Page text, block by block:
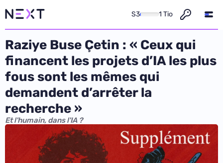
S3 1 Tio
Raziye Buse Çetin : « Ceux qui
financent les projets d’IA les plus
fous sont les mêmes qui
demandent d’arrêter la
recherche »
Et l'humain, dans l'IA ?